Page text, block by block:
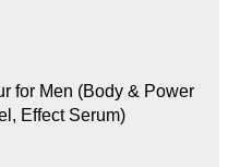
for Men (Body & Power
Effect Serum)